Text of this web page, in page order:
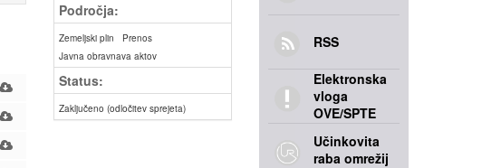
Področja:
Zemeljski plin
Prenos
Javna obravnava aktov
Status:
Zaključeno (odločitev sprejeta)
RSS
Elektronska
vloga
OVE/SPTE
Učinkovita
raba omrežij